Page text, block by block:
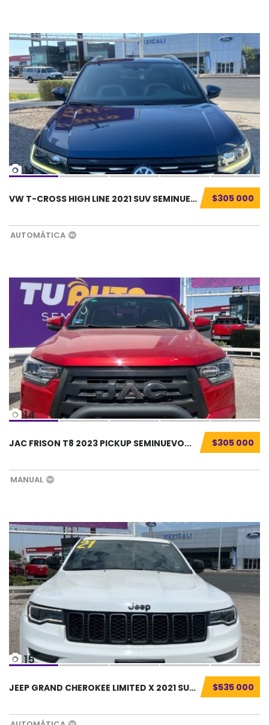
14
$305 000
VW T-CROSS HIGH LINE 2021 SUV SEMINUEVO...
AUTOMÁTICA
14
$305 000
JAC FRISON T8 2023 PICKUP SEMINUEVO...
MANUAL
15
$535 000
JEEP GRAND CHEROKEE LIMITED X 2021 SUV SEMIN...